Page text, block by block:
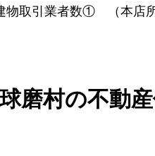
物取引業者数① （本店
磨村の不動